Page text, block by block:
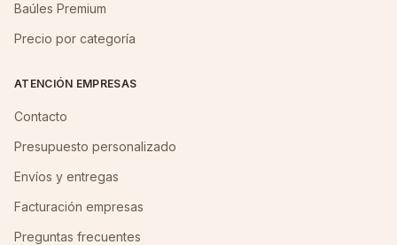
Baúles Premium
Precio por categoría
ATENCIÓN EMPRESAS
Contacto
Presupuesto personalizado
Envíos y entregas
Facturación empresas
Preguntas frecuentes